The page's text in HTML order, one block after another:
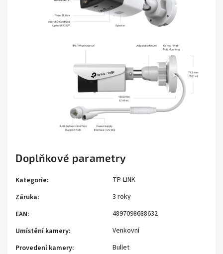
Doplňkové parametry
Kategorie:
TP-LINK
Záruka:
3 roky
EAN:
4897098688632
Umístění kamery:
Venkovní
Provedení kamery:
Bullet